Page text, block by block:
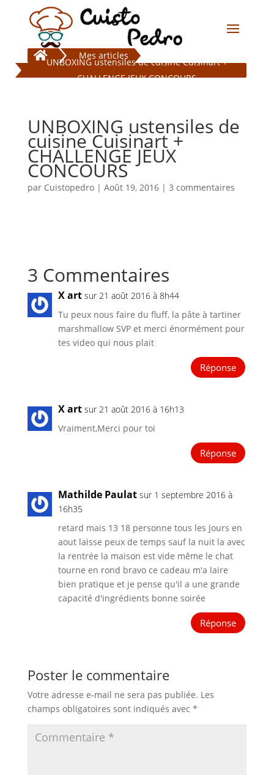
 Mes articles
UNBOXING ustensiles de cuisine Cuisinart +
CHALLENGE JEUX CONCOURS
UNBOXING ustensiles de
cuisine Cuisinart +
CHALLENGE JEUX
CONCOURS
par Cuistopedro| Août 19, 2016| 3 commentaires
3 Commentaires
X art sur 21 août 2016 à 8h44
Tu peux nous faire du fluff, la pâte à tartiner
marshmallow SVP et merci énormément pour
tes video qui nous plait
Réponse
X art sur 21 août 2016 à 16h13
Vraiment,Merci pour toi
Réponse
Mathilde Paulat sur 1 septembre 2016 à
16h35
retard mais 13 18 personne tous les jours en
aout laisse peux de temps sauf la nuit la avec
la rentrée la maison est vide même le chat
tourne en rond bravo ce cadeau m'a laire
bien pratique et je pense qu'il a une grande
capacité d'ingrédients bonne soirée
Réponse
Poster le commentaire
Votre adresse e-mail ne sera pas publiée. Les
champs obligatoires sont indiqués avec *